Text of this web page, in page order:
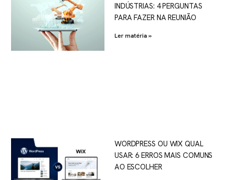
INDÚSTRIAS: 4 PERGUNTAS
PARA FAZER NA REUNIÃO
Ler matéria »
WORDPRESS OU WIX QUAL
USAR: 6 ERROS MAIS COMUNS
AO ESCOLHER